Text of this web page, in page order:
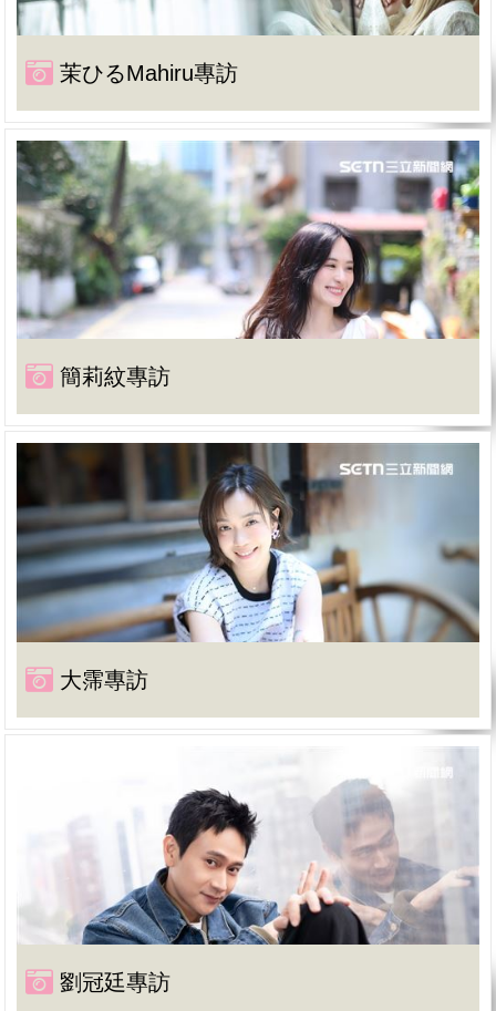
茉ひるMahiru專訪
簡莉紋專訪
大霈專訪
劉冠廷專訪